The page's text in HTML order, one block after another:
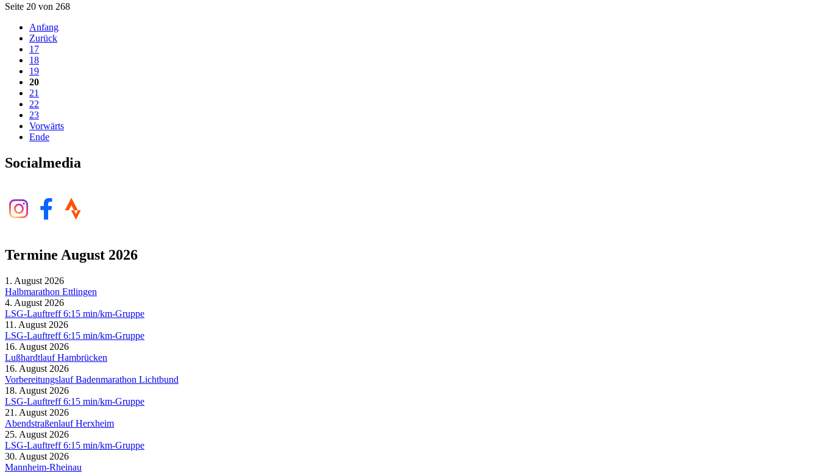
Seite 20 von 268
Anfang
Zurück
17
18
19
20
21
22
23
Vorwärts
Ende
Socialmedia
Termine August 2026
1. August 2026
Halbmarathon Ettlingen
4. August 2026
LSG-Lauftreff 6:15 min/km-Gruppe
11. August 2026
LSG-Lauftreff 6:15 min/km-Gruppe
16. August 2026
Lußhardtlauf Hambrücken
16. August 2026
Vorbereitungslauf Badenmarathon Lichtbund
18. August 2026
LSG-Lauftreff 6:15 min/km-Gruppe
21. August 2026
Abendstraßenlauf Herxheim
25. August 2026
LSG-Lauftreff 6:15 min/km-Gruppe
30. August 2026
Mannheim-Rheinau